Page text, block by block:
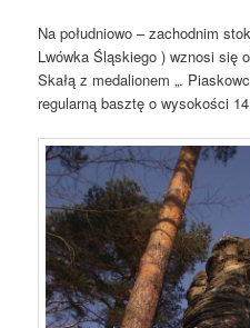
Na południowo – zachodnim
Lwówka Śląskiego ) wznosi się
Skałą z medalionem „.
regularną basztę o wysokości